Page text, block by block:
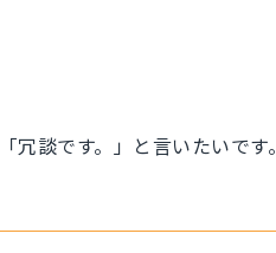
談です。」と言いたいです。